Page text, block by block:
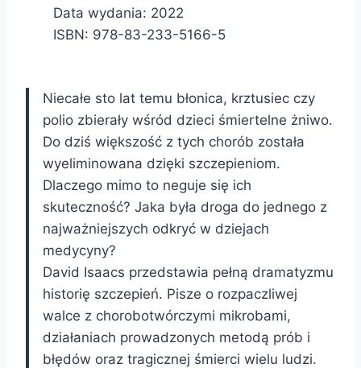
Data wydania: 2022
ISBN: 978-83-233-5166-5
Niecałe sto lat temu błonica, krztusiec czy
polio zbierały wśród dzieci śmiertelne żniwo.
Do dziś większość z tych chorób została
wyeliminowana dzięki szczepieniom.
Dlaczego mimo to neguje się ich
skuteczność? Jaka była droga do jednego z
najważniejszych odkryć w dziejach
medycyny?
David Isaacs przedstawia pełną dramatyzmu
historię szczepień. Pisze o rozpaczliwej
walce z chorobotwórczymi mikrobami,
działaniach prowadzonych metodą prób i
błędów oraz tragicznej śmierci wielu ludzi.